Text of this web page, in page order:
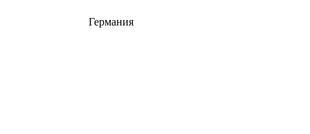
Германия